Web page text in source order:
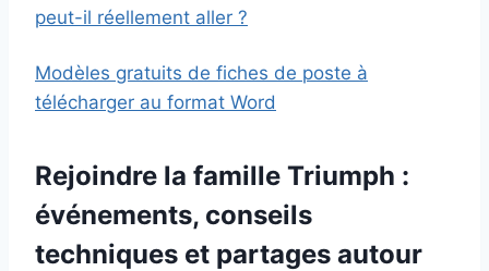
peut-il réellement aller ?
Modèles gratuits de fiches de poste à
télécharger au format Word
Rejoindre la famille Triumph :
événements, conseils
techniques et partages autour